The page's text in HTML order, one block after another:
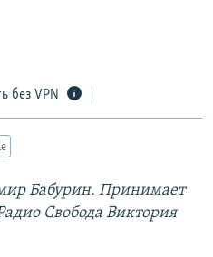
без VPN
Бабурин. Принимает
Свобода Виктория